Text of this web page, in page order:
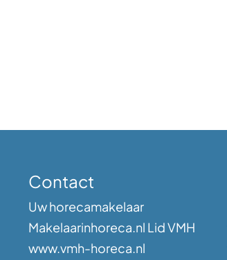
Contact
Uw horecamakelaar
Makelaarinhoreca.nl Lid VMH
www.vmh-horeca.nl